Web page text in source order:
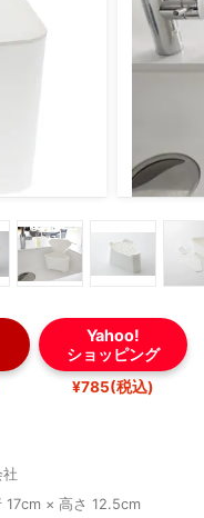
Yahoo!
ショッピング
¥785(税込)
17cm × 高さ 12.5cm